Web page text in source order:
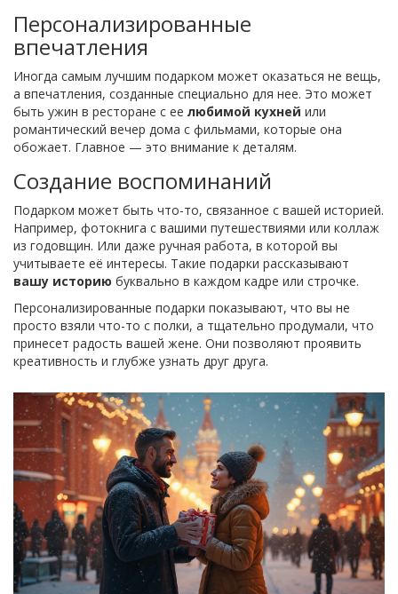
Персонализированные
впечатления
Иногда самым лучшим подарком может оказаться не вещь,
а впечатления, созданные специально для нее. Это может
быть ужин в ресторане с ее любимой кухней или
романтический вечер дома с фильмами, которые она
обожает. Главное — это внимание к деталям.
Создание воспоминаний
Подарком может быть что-то, связанное с вашей историей.
Например, фотокнига с вашими путешествиями или коллаж
из годовщин. Или даже ручная работа, в которой вы
учитываете её интересы. Такие подарки рассказывают
вашу историю буквально в каждом кадре или строчке.
Персонализированные подарки показывают, что вы не
просто взяли что-то с полки, а тщательно продумали, что
принесет радость вашей жене. Они позволяют проявить
креативность и глубже узнать друг друга.